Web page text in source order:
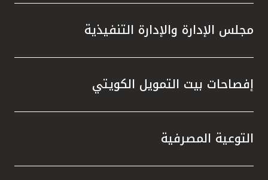
مجلس الإدارة والإدارة التنفيذية
إفصاحات بيت التمويل الكويتي
التوعية المصرفية